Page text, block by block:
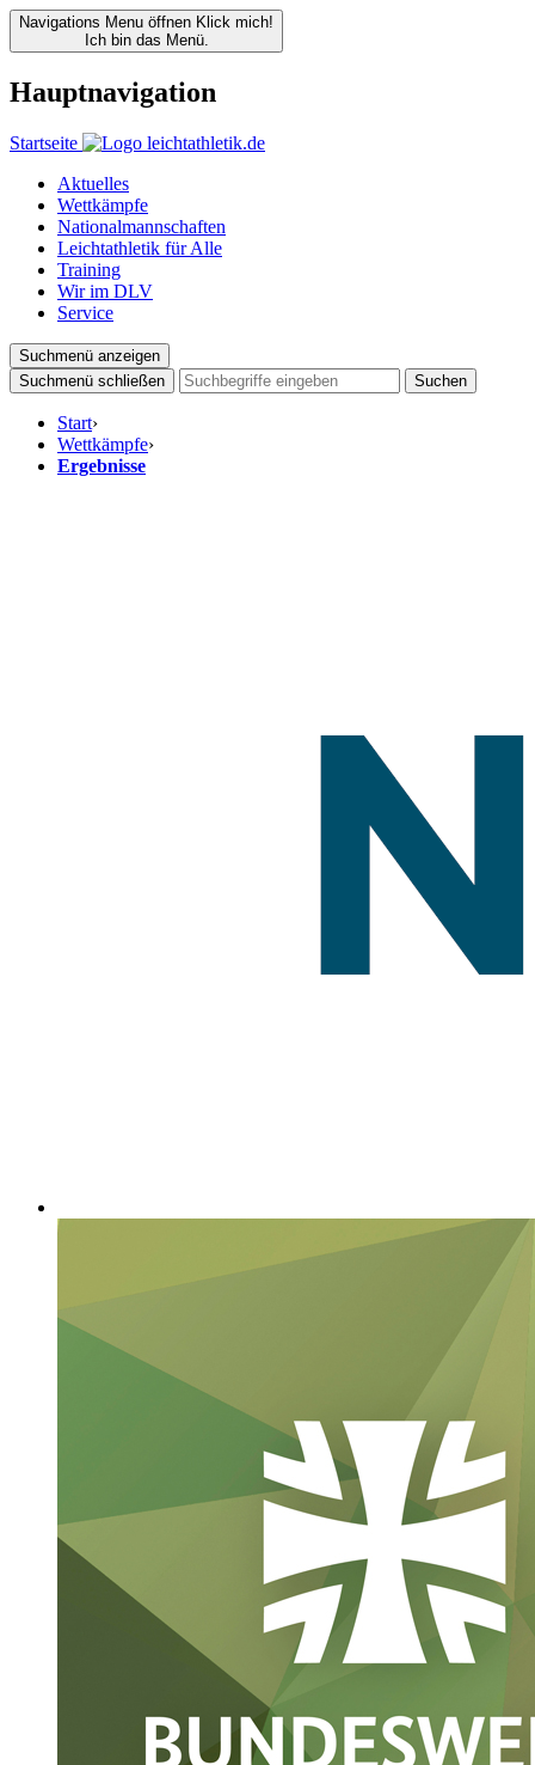
Navigations Menu öffnen Klick mich!
Ich bin das Menü.
Hauptnavigation
Startseite
Aktuelles
Wettkämpfe
Nationalmannschaften
Leichtathletik für Alle
Training
Wir im DLV
Service
Suchmenü anzeigen
Suchmenü schließen
Suchen
Start›
Wettkämpfe›
Ergebnisse